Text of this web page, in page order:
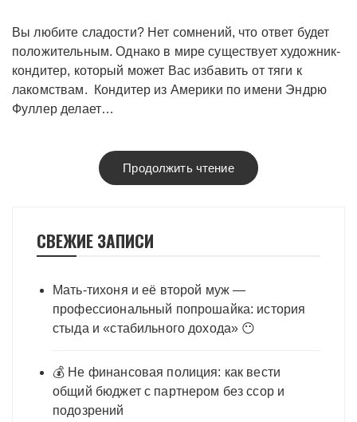
Вы любите сладости? Нет сомнений, что ответ будет
положительным. Однако в мире существует художник-
кондитер, который может Вас избавить от тяги к
лакомствам. Кондитер из Америки по имени Эндрю
Фуллер делает…
Продолжить чтение
СВЕЖИЕ ЗАПИСИ
Мать-тихоня и её второй муж —
профессиональный попрошайка: история
стыда и «стабильного дохода» 😶
💰 Не финансовая полиция: как вести
общий бюджет с партнером без ссор и
подозрений